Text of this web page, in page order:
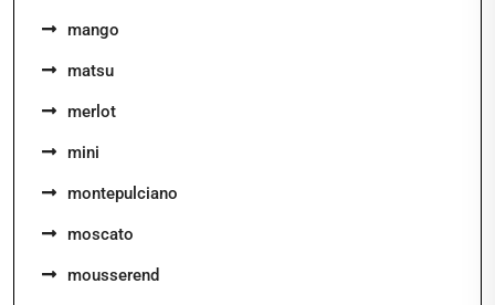
mango
matsu
merlot
mini
montepulciano
moscato
mousserend